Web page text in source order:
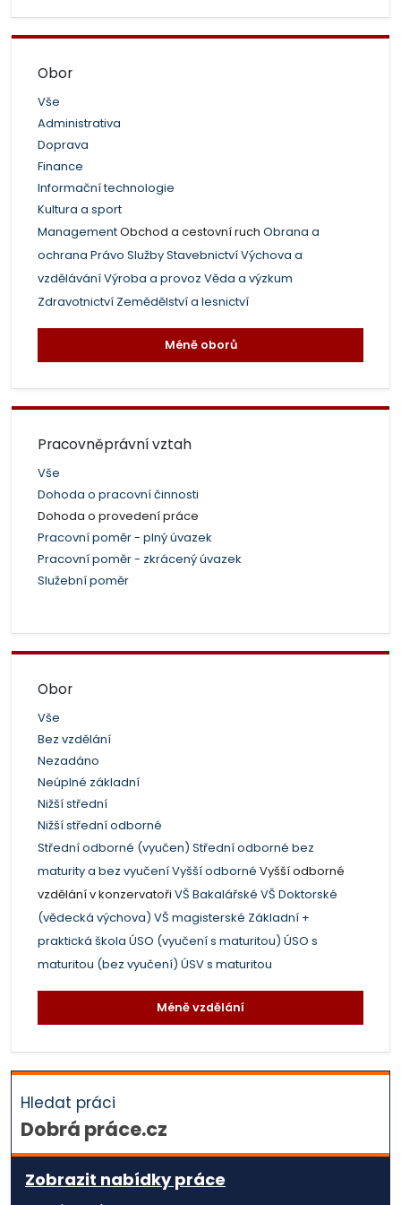
Obor
Vše
Administrativa
Doprava
Finance
Informační technologie
Kultura a sport
ManagementObchod a cestovní ruch Obrana a
ochrana Právo SlužbyStavebnictvíVýchova a
vzděláváníVýroba a provoz Věda a výzkum
Zdravotnictví Zemědělství a lesnictví
Méně oborů
Pracovněprávní vztah
Vše
Dohoda o pracovní činnosti
Dohoda o provedení práce
Pracovní poměr - plný úvazek
Pracovní poměr - zkrácený úvazek
Služební poměr
Obor
Vše
Bez vzdělání
Nezadáno
Neúplné základní
Nižší střední
Nižší střední odborné
Střední odborné (vyučen) Střední odborné bez
maturity a bez vyučeníVyšší odborné Vyšší odborné
vzdělání v konzervatoři VŠ Bakalářské VŠ Doktorské
(vědecká výchova) VŠ magisterské Základní +
praktická škola ÚSO (vyučení s maturitou) ÚSO s
maturitou (bez vyučení) ÚSV s maturitou
Méně vzdělání
Hledat práci
Dobrá práce.cz
Zobrazit nabídky práce